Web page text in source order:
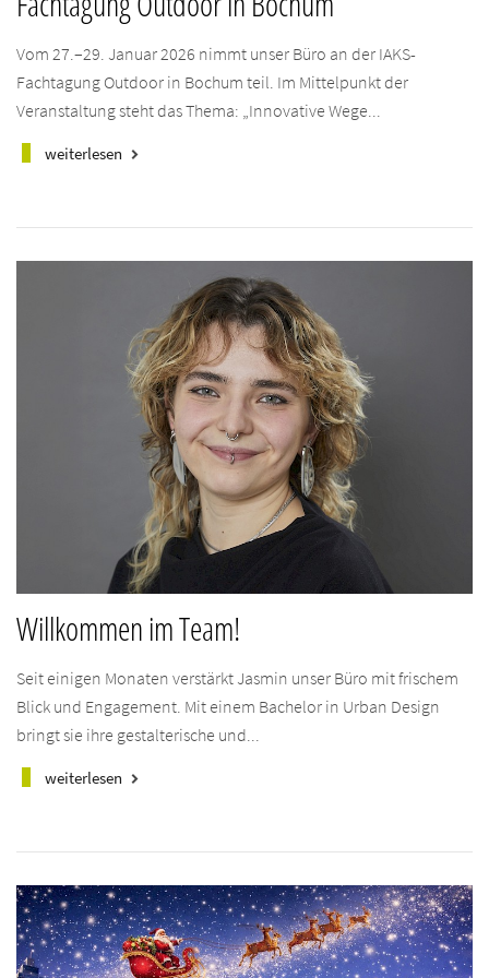
Vom 27.–29. Januar 2026 nimmt unser Büro an der IAKS-
Fachtagung Outdoor in Bochum teil. Im Mittelpunkt der
Veranstaltung steht das Thema: „Innovative Wege...
weiterlesen keyboard_arrow_right
Willkommen im Team!
Seit einigen Monaten verstärkt Jasmin unser Büro mit frischem
Blick und Engagement. Mit einem Bachelor in Urban Design
bringt sie ihre gestalterische und...
weiterlesen keyboard_arrow_right